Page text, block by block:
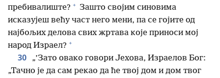
пребивалиште? + Зашто својим синовима
исказујеш већу част него мени, па се гојите од
најбољих делова свих жртава које приноси мој
народ Израел? +
30
„’Зато овако говори Јехова, Израелов Бог:
„Тачно је да сам рекао да ће твој дом и дом твог